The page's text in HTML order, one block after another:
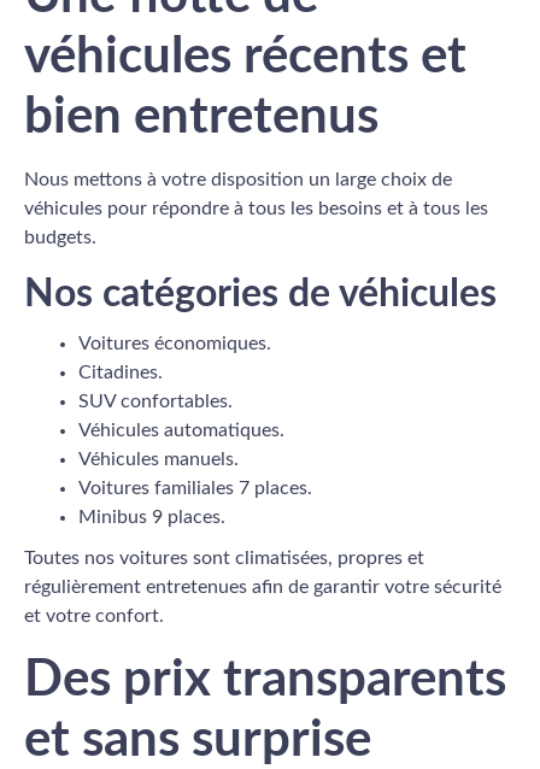
véhicules récents et
bien entretenus
Nous mettons à votre disposition un large choix de
véhicules pour répondre à tous les besoins et à tous les
budgets.
Nos catégories de véhicules
Voitures économiques.
Citadines.
SUV confortables.
Véhicules automatiques.
Véhicules manuels.
Voitures familiales 7 places.
Minibus 9 places.
Toutes nos voitures sont climatisées, propres et
régulièrement entretenues afin de garantir votre sécurité
et votre confort.
Des prix transparents
et sans surprise